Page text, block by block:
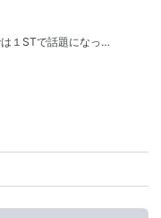
１STで話題になっ…